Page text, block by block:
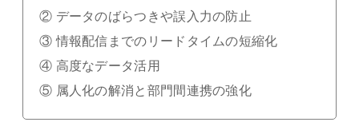
② データのばらつきや誤入力の防止
③ 情報配信までのリードタイムの短縮化
④ 高度なデータ活用
⑤ 属人化の解消と部門間連携の強化